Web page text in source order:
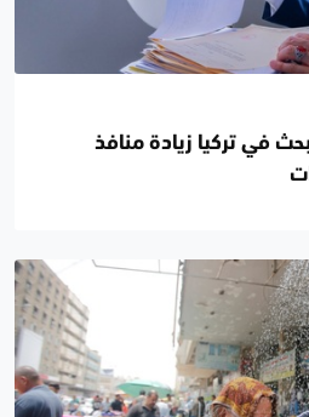
في تركيا زيادة منافذ